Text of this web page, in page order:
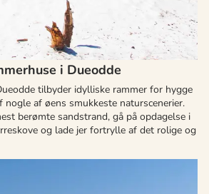
i Dueodde
tilbyder idylliske rammer for hygge
af øens smukkeste naturscenerier.
berømte sandstrand, gå på opdagelse i
og lade jer fortrylle af det rolige og